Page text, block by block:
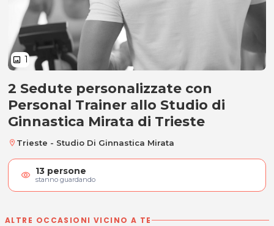
image 1
2 Sedute Personal Trainer
2 Sedute personalizzate con
Personal Trainer allo Studio di
Ginnastica Mirata di Trieste
location_on Trieste - Studio Di Ginnastica Mirata
visibility 13 persone
stanno guardando
ALTRE OCCASIONI VICINO A TE